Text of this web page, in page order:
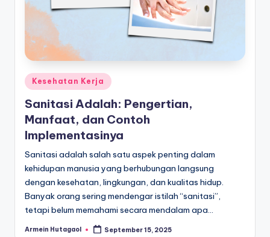
Posted
in
Kesehatan Kerja
Sanitasi Adalah: Pengertian,
Manfaat, dan Contoh
Implementasinya
Sanitasi adalah salah satu aspek penting dalam
kehidupan manusia yang berhubungan langsung
dengan kesehatan, lingkungan, dan kualitas hidup.
Banyak orang sering mendengar istilah “sanitasi”,
tetapi belum memahami secara mendalam apa…
Posted
Armein Hutagaol September 15, 2025